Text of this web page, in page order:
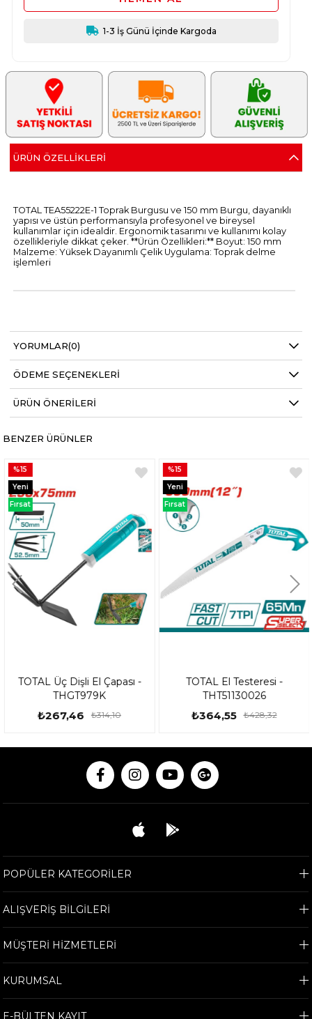
1-3 İş Günü İçinde Kargoda
ÜRÜN ÖZELLIKLERI
TOTAL TEA55222E-1 Toprak Burgusu ve 150 mm Burgu, dayanıklı
yapısı ve üstün performansıyla profesyonel ve bireysel
kullanımlar için idealdir. Ergonomik tasarımı ve kullanımı kolay
özellikleriyle dikkat çeker. **Ürün Özellikleri:** Boyut: 150 mm
Malzeme: Yüksek Dayanımlı Çelik Uygulama: Toprak delme
işlemleri
YORUMLAR(0)
ÖDEME SEÇENEKLERI
ÜRÜN ÖNERILERI
BENZER ÜRÜNLER
TOTAL Üç Dişli El Çapası -
THGT979K
₺267,46 ₺314,10
%15
Yeni
Ürün
Fırsat
Ürünü
TOTAL El Testeresi -
THT51130026
₺364,55 ₺428,32
%15
Yeni
Ürün
Fırsat
Ürünü
POPÜLER KATEGORİLER
ALIŞVERİŞ BİLGİLERİ
MÜŞTERİ HİZMETLERİ
KURUMSAL
E-BÜLTEN KAYIT